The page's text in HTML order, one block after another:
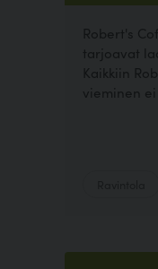
Robert's
tarjoavat
Kaikkiin
vieminen ei